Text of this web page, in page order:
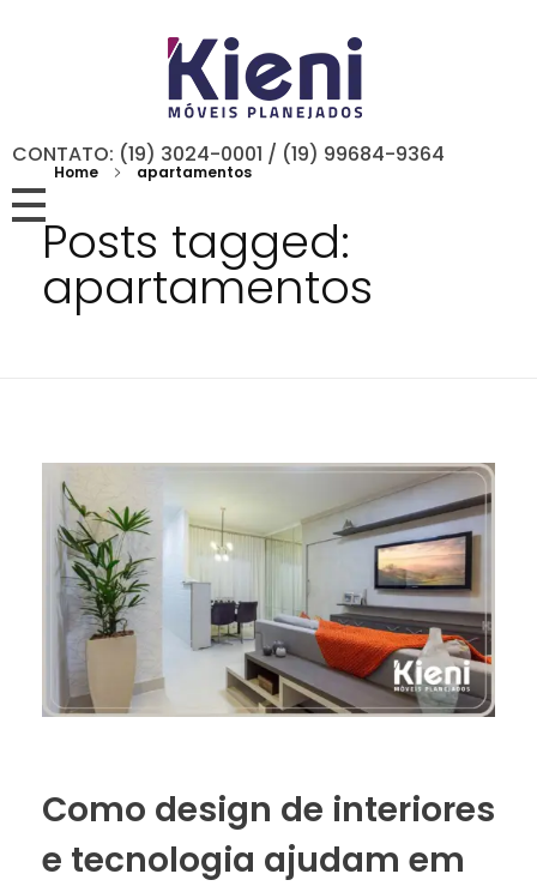
CONTATO: (19) 3024-0001 / (19) 99684-9364
Home apartamentos
Posts tagged:
apartamentos
Como design de interiores
e tecnologia ajudam em